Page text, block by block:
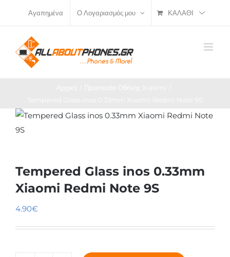
περιεχόμενο
Αγαπημένα Ο Λογαριασμός μου ΚΑΛΆΘΙ
Tempered Glass inos 0.33mm
Xiaomi Redmi Note 9S
4.90€